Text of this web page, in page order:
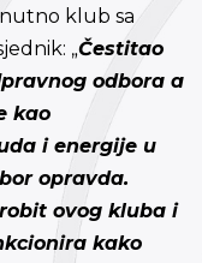
klub sa
„Čestitao
odbora a
kao
i energije u
opravda.
ovog kluba i
kako